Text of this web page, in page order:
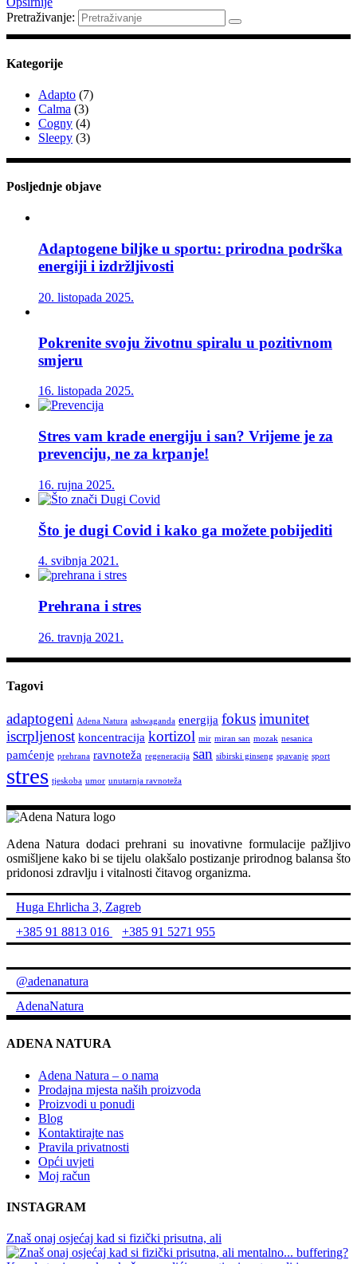
Pretraživanje:
Kategorije
Adapto (7)
Calma (3)
Cogny (4)
Sleepy (3)
Posljednje objave
Adaptogene biljke u sportu: prirodna podrška
energiji i izdržljivosti
20. listopada 2025.
Pokrenite svoju životnu spiralu u pozitivnom
smjeru
16. listopada 2025.
Stres vam krade energiju i san? Vrijeme je za
prevenciju, ne za krpanje!
16. rujna 2025.
Što je dugi Covid i kako ga možete pobijediti
4. svibnja 2021.
Prehrana i stres
26. travnja 2021.
Tagovi
adaptogeni Adena Natura ashwaganda energija fokusimunitet
iscrpljenost koncentracija kortizol mir miran san mozak nesanica
pamćenje prehrana ravnoteža regeneracija san sibirski ginseng spavanje sport
stres tjeskoba umor unutarnja ravnoteža
Adena Natura dodaci prehrani su inovativne formulacije pažljivo
osmišljene kako bi se tijelu olakšalo postizanje prirodnog balansa što
pridonosi zdravlju i vitalnosti čitavog organizma.
Huga Ehrlicha 3, Zagreb
+385 91 8813 016
+385 91 5271 955
@adenanatura
AdenaNatura
ADENA NATURA
Adena Natura – o nama
Prodajna mjesta naših proizvoda
Proizvodi u ponudi
Blog
Kontaktirajte nas
Pravila privatnosti
Opći uvjeti
Moj račun
INSTAGRAM
Znaš onaj osjećaj kad si fizički prisutna, ali